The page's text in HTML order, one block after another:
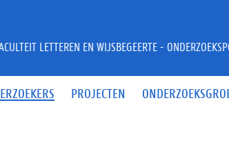
PROJECTEN
LETTEREN EN WIJSBEGEERTE -